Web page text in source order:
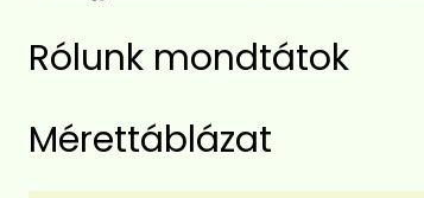
Rólunk mondtátok
Mérettáblázat